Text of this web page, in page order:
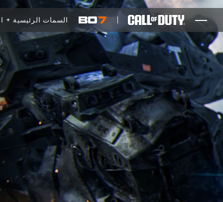
SKIP TO MAIN CONTENT
ألعاب
أخبار
المتجر
الرياضات الإلكترونية
الدعم
السمات الرئيسية